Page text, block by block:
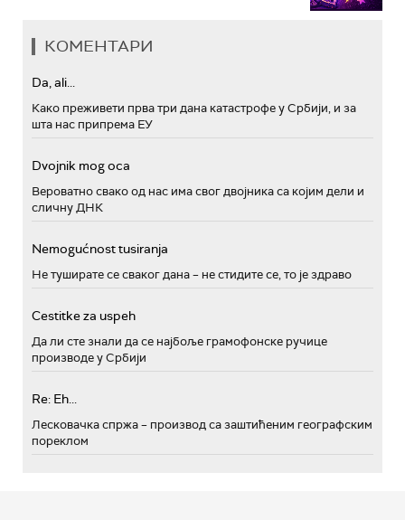
КОМЕНТАРИ
Da, ali...
Како преживети прва три дана катастрофе у Србији, и за
шта нас припрема ЕУ
Dvojnik mog oca
Вероватно свако од нас има свог двојника са којим дели и
сличну ДНК
Nemogućnost tusiranja
Не туширате се сваког дана – не стидите се, то је здраво
Cestitke za uspeh
Да ли сте знали да се најбоље грамофонске ручице
производе у Србији
Re: Eh...
Лесковачка спржа – производ са заштићеним географским
пореклом